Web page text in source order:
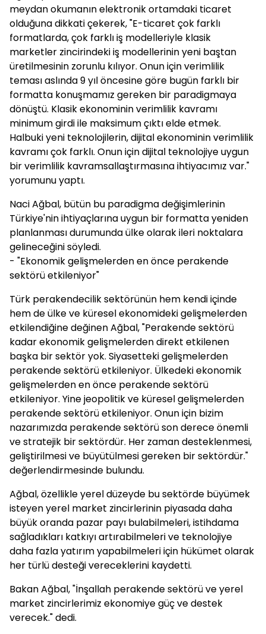
meydan okumanın elektronik ortamdaki ticaret
olduğuna dikkati çekerek, "E-ticaret çok farklı
formatlarda, çok farklı iş modelleriyle klasik
marketler zincirindeki iş modellerinin yeni baştan
üretilmesinin zorunlu kılıyor. Onun için verimlilik
teması aslında 9 yıl öncesine göre bugün farklı bir
formatta konuşmamız gereken bir paradigmaya
dönüştü. Klasik ekonominin verimlilik kavramı
minimum girdi ile maksimum çıktı elde etmek.
Halbuki yeni teknolojilerin, dijital ekonominin verimlilik
kavramı çok farklı. Onun için dijital teknolojiye uygun
bir verimlilik kavramsallaştırmasına ihtiyacımız var."
yorumunu yaptı.
Naci Ağbal, bütün bu paradigma değişimlerinin
Türkiye'nin ihtiyaçlarına uygun bir formatta yeniden
planlanması durumunda ülke olarak ileri noktalara
gelineceğini söyledi.
- "Ekonomik gelişmelerden en önce perakende
sektörü etkileniyor"
Türk perakendecilik sektörünün hem kendi içinde
hem de ülke ve küresel ekonomideki gelişmelerden
etkilendiğine değinen Ağbal, "Perakende sektörü
kadar ekonomik gelişmelerden direkt etkilenen
başka bir sektör yok. Siyasetteki gelişmelerden
perakende sektörü etkileniyor. Ülkedeki ekonomik
gelişmelerden en önce perakende sektörü
etkileniyor. Yine jeopolitik ve küresel gelişmelerden
perakende sektörü etkileniyor. Onun için bizim
nazarımızda perakende sektörü son derece önemli
ve stratejik bir sektördür. Her zaman desteklenmesi,
geliştirilmesi ve büyütülmesi gereken bir sektördür."
değerlendirmesinde bulundu.
Ağbal, özellikle yerel düzeyde bu sektörde büyümek
isteyen yerel market zincirlerinin piyasada daha
büyük oranda pazar payı bulabilmeleri, istihdama
sağladıkları katkıyı artırabilmeleri ve teknolojiye
daha fazla yatırım yapabilmeleri için hükümet olarak
her türlü desteği vereceklerini kaydetti.
Bakan Ağbal, "İnşallah perakende sektörü ve yerel
market zincirlerimiz ekonomiye güç ve destek
verecek." dedi.